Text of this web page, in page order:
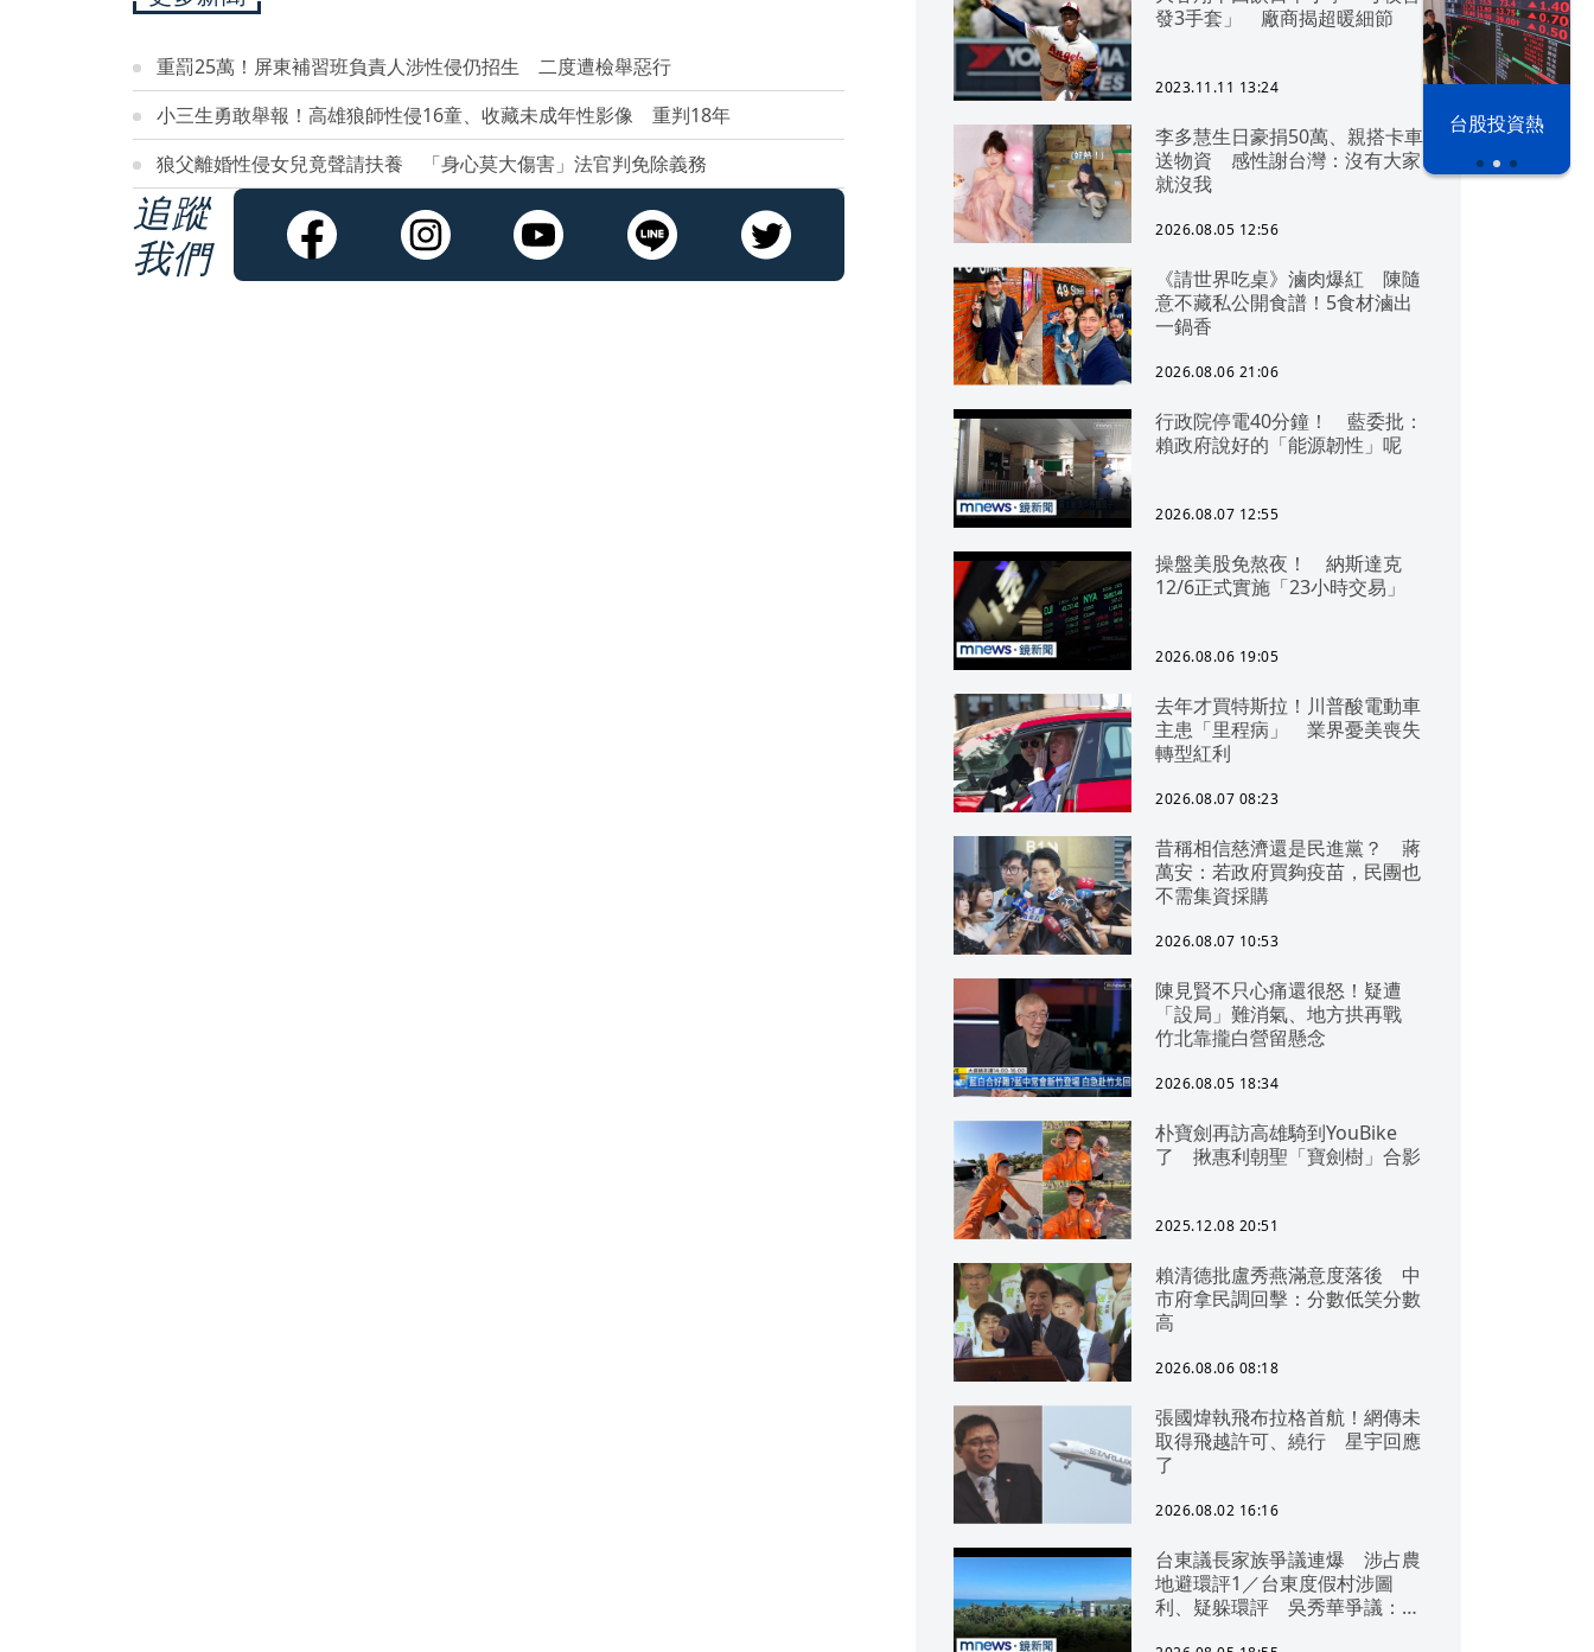
漢光42演習 台股投資熱
重罰25萬！屏東補習班負責人涉性侵仍招生 二度遭檢舉惡行
小三生勇敢舉報！高雄狼師性侵16童、收藏未成年性影像 重判18年
狼父離婚性侵女兒竟聲請扶養 「身心莫大傷害」法官判免除義務
追蹤
我們
發3手套」 廠商揭超暖細節
2023.11.11 13:24
李多慧生日豪捐50萬、親搭卡車
送物資 感性謝台灣：沒有大家
就沒我
2026.08.05 12:56
《請世界吃桌》滷肉爆紅 陳隨
意不藏私公開食譜！5食材滷出
一鍋香
2026.08.06 21:06
行政院停電40分鐘！ 藍委批：
賴政府說好的「能源韌性」呢
2026.08.07 12:55
操盤美股免熬夜！ 納斯達克
12/6正式實施「23小時交易」
2026.08.06 19:05
去年才買特斯拉！川普酸電動車
主患「里程病」 業界憂美喪失
轉型紅利
2026.08.07 08:23
昔稱相信慈濟還是民進黨？ 蔣
萬安：若政府買夠疫苗，民團也
不需集資採購
2026.08.07 10:53
陳見賢不只心痛還很怒！疑遭
「設局」難消氣、地方拱再戰
竹北靠攏白營留懸念
2026.08.05 18:34
朴寶劍再訪高雄騎到YouBike
了 揪惠利朝聖「寶劍樹」合影
2025.12.08 20:51
賴清德批盧秀燕滿意度落後 中
市府拿民調回擊：分數低笑分數
高
2026.08.06 08:18
張國煒執飛布拉格首航！網傳未
取得飛越許可、繞行 星宇回應
了
2026.08.02 16:16
台東議長家族爭議連爆 涉占農
地避環評1／台東度假村涉圖
利、疑躲環評 吳秀華爭議：概